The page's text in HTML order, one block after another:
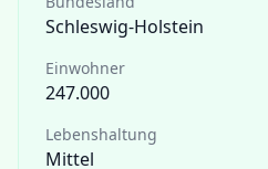
Schleswig-Holstein
Einwohner
247.000
Lebenshaltung
Mittel